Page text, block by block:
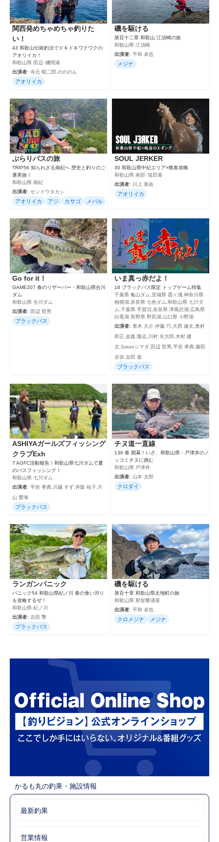
関西発めちゃめちゃ釣りた
い！
43 和歌山伝統釣法でドキドキワクワクの
アオリイカ！
和歌山県 田辺･磯間港
出演者: 寺元 昭二郎,のののん
アオリイカ
磯を駆ける
第百十二章 和歌山 江須崎の旅
和歌山県 江須崎
出演者: 平和 卓也
メジナ
ぶらりバスの旅
TRIP56 知られざる南紀へ 歴史と釣りのご
褒美旅！
和歌山県 南紀
出演者: センドウタカシ
アオリイカ アジ カサゴ メバル
SOUL JERKER
30 和歌山県中紀エリア×晩春攻略
和歌山県 南部･埴田港
出演者:
川上 英佑
アオリイカ
Go for it！
GAME207 春のリザーバー・和歌山県合川
ダム
和歌山県 合川ダム
出演者: 田辺 哲男
ブラックバス
いま真っ赤だよ！
18 ブラックバス限定 トップゲーム特集
千葉県 亀山ダム,茨城県 霞ヶ浦,神奈川県
相模湖,奈良県 七色ダム,和歌山県 七川ダ
ム,千葉県 手賀沼,奈良県 津風呂湖,広島県
白竜湖,長野県 野尻湖,山口県 小野湖
出演者: 青木 大介,伊藤 巧,大西 健太,奥村
和正,金森 隆志,川村 光大郎,木村 建
太,Satanシマダ,田辺 哲男,平岩 孝典,藤田
京弥,吉田 遊
ブラックバス
ASHIYAガールズフィッシング
クラブExh
7 AGFC活動報告！和歌山県七川ダムで夏
のバスフィッシング！
和歌山県 七川ダム
出演者: 平岩 孝典,川越 すず,井阪 祐子,片
山 愛海
ブラックバス
チヌ道一直線
136 春 開幕！いざ、和歌山県・戸津井のノ
ッコミチヌに挑む
和歌山県 戸津井
出演者: 山本 太郎
クロダイ
ランガンパニック
パニック54 和歌山県紀ノ川 春の食い渋り
を攻略するぜ！
和歌山県 紀ノ川
出演者: 吉田 撃
ブラックバス
磯を駆ける
第百十章 和歌山県太地町の旅
和歌山県 那智勝浦港
出演者: 平和 卓也
クロメジナ メジナ
かるも丸の釣果・施設情報
最新釣果
営業情報